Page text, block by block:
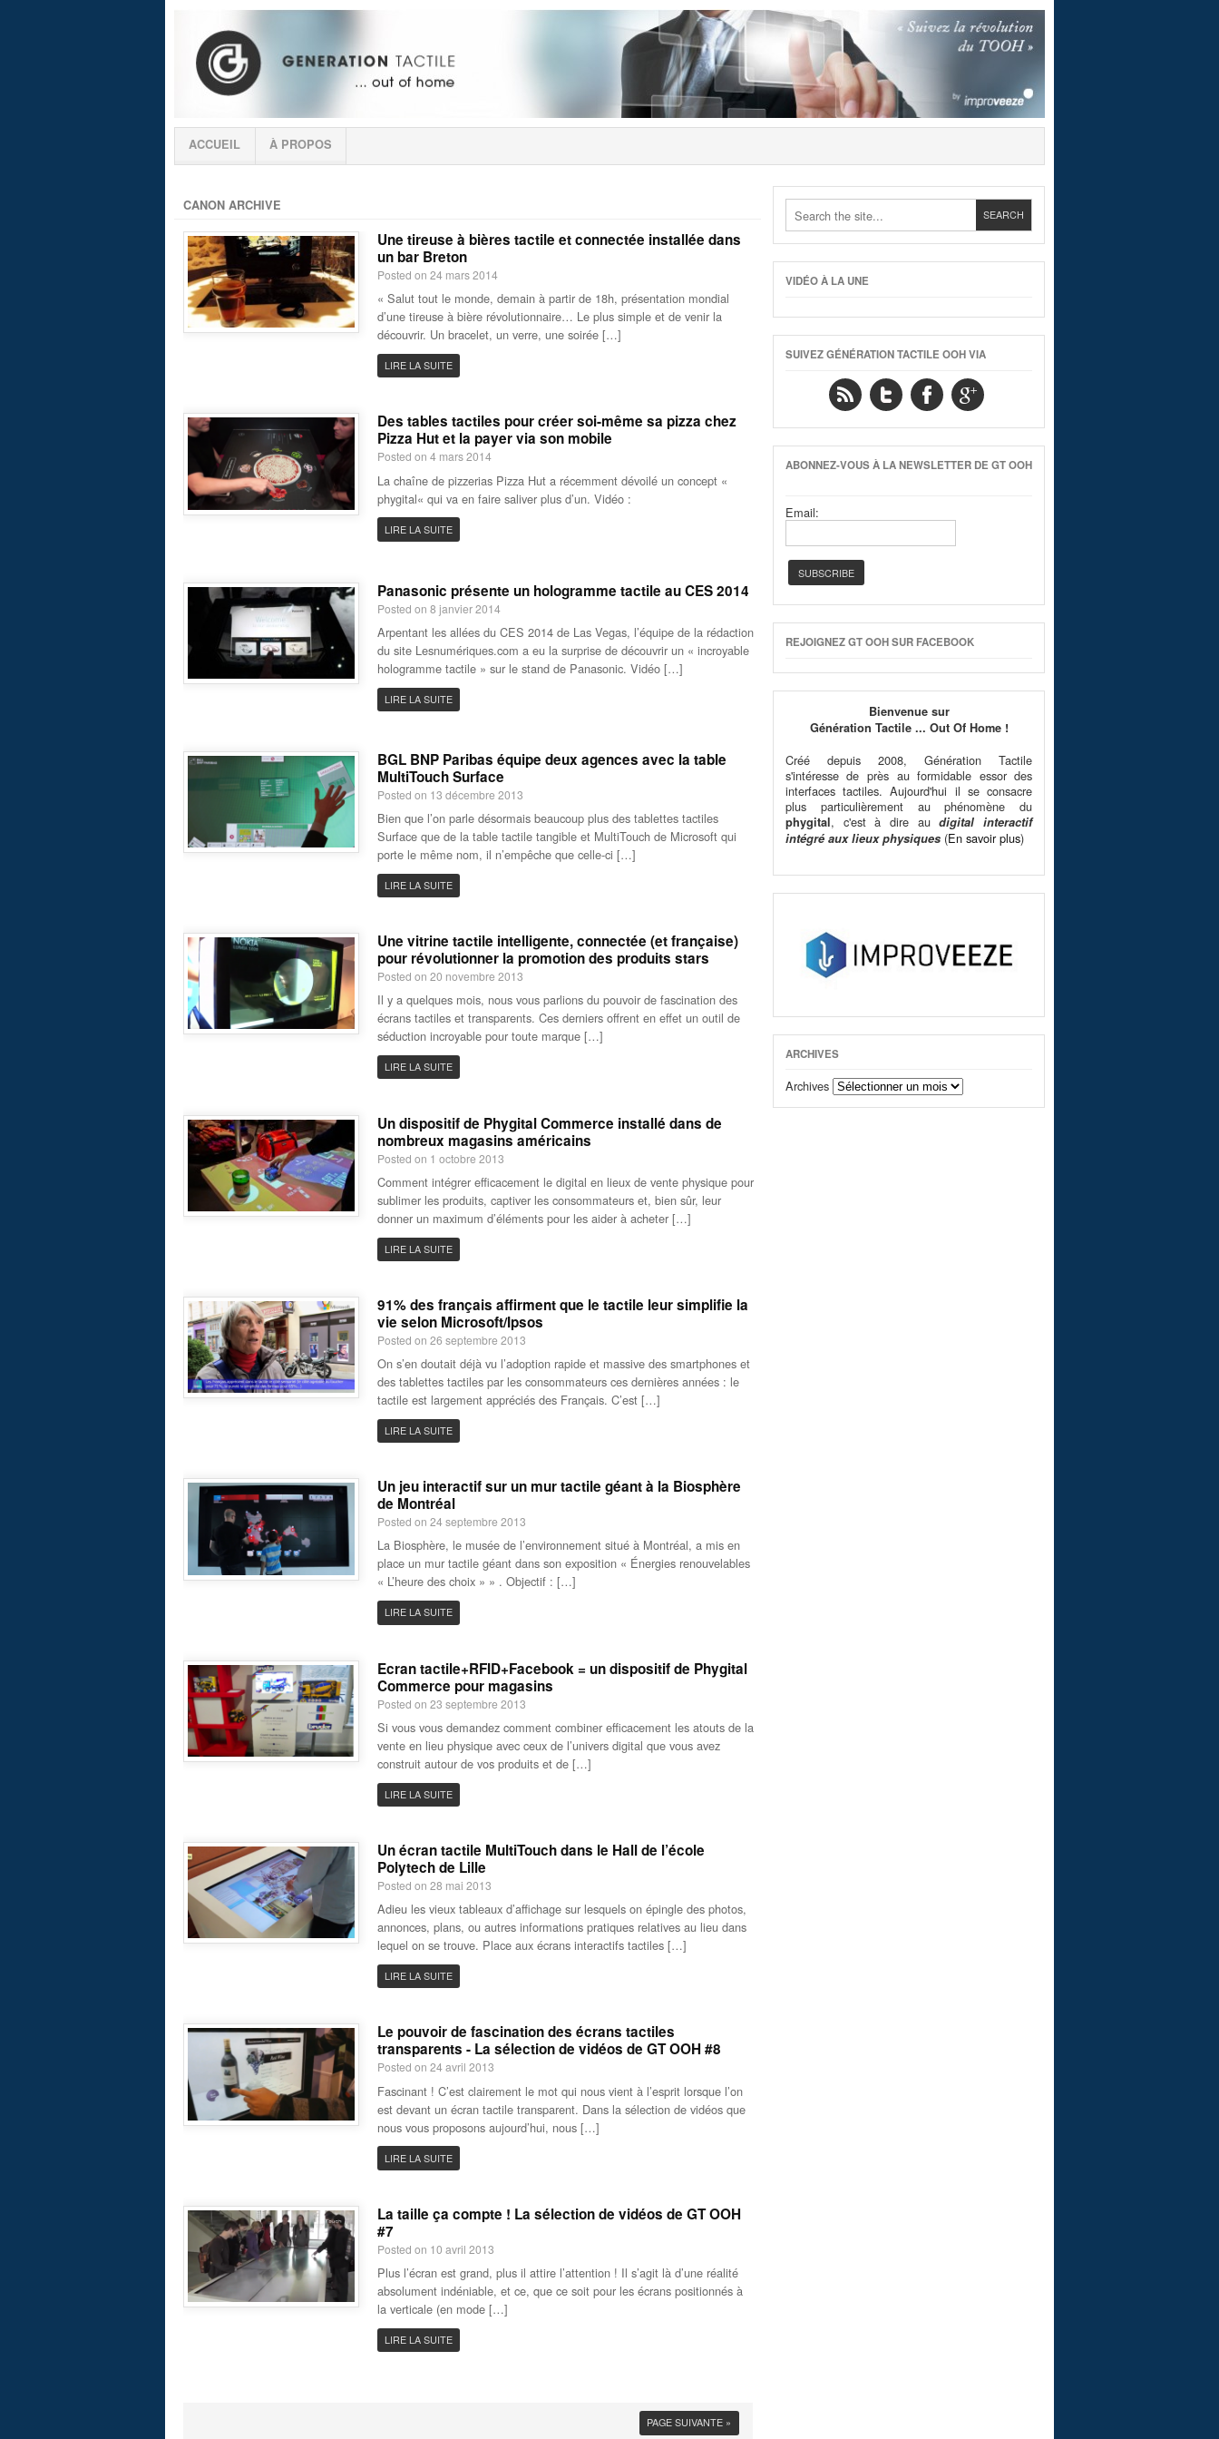
ACCUEIL À PROPOS
CANON ARCHIVE
Une tireuse à bières tactile et connectée installée dans
un bar Breton
Posted on 24 mars 2014
« Salut tout le monde, demain à partir de 18h, présentation mondial
d’une tireuse à bière révolutionnaire… Le plus simple et de venir la
découvrir. Un bracelet, un verre, une soirée […]
LIRE LA SUITE
Des tables tactiles pour créer soi-même sa pizza chez
Pizza Hut et la payer via son mobile
Posted on 4 mars 2014
La chaîne de pizzerias Pizza Hut a récemment dévoilé un concept «
phygital« qui va en faire saliver plus d’un. Vidéo :
LIRE LA SUITE
Panasonic présente un hologramme tactile au CES 2014
Posted on 8 janvier 2014
Arpentant les allées du CES 2014 de Las Vegas, l’équipe de la rédaction
du site Lesnumériques.com a eu la surprise de découvrir un « incroyable
hologramme tactile » sur le stand de Panasonic. Vidéo […]
LIRE LA SUITE
BGL BNP Paribas équipe deux agences avec la table
MultiTouch Surface
Posted on 13 décembre 2013
Bien que l’on parle désormais beaucoup plus des tablettes tactiles
Surface que de la table tactile tangible et MultiTouch de Microsoft qui
porte le même nom, il n’empêche que celle-ci […]
LIRE LA SUITE
Une vitrine tactile intelligente, connectée (et française)
pour révolutionner la promotion des produits stars
Posted on 20 novembre 2013
Il y a quelques mois, nous vous parlions du pouvoir de fascination des
écrans tactiles et transparents. Ces derniers offrent en effet un outil de
séduction incroyable pour toute marque […]
LIRE LA SUITE
Un dispositif de Phygital Commerce installé dans de
nombreux magasins américains
Posted on 1 octobre 2013
Comment intégrer efficacement le digital en lieux de vente physique pour
sublimer les produits, captiver les consommateurs et, bien sûr, leur
donner un maximum d’éléments pour les aider à acheter […]
LIRE LA SUITE
91% des français affirment que le tactile leur simplifie la
vie selon Microsoft/Ipsos
Posted on 26 septembre 2013
On s’en doutait déjà vu l’adoption rapide et massive des smartphones et
des tablettes tactiles par les consommateurs ces dernières années : le
tactile est largement appréciés des Français. C’est […]
LIRE LA SUITE
Un jeu interactif sur un mur tactile géant à la Biosphère
de Montréal
Posted on 24 septembre 2013
La Biosphère, le musée de l’environnement situé à Montréal, a mis en
place un mur tactile géant dans son exposition « Énergies renouvelables
« L’heure des choix » » . Objectif : […]
LIRE LA SUITE
Ecran tactile+RFID+Facebook = un dispositif de Phygital
Commerce pour magasins
Posted on 23 septembre 2013
Si vous vous demandez comment combiner efficacement les atouts de la
vente en lieu physique avec ceux de l’univers digital que vous avez
construit autour de vos produits et de […]
LIRE LA SUITE
Un écran tactile MultiTouch dans le Hall de l’école
Polytech de Lille
Posted on 28 mai 2013
Adieu les vieux tableaux d’affichage sur lesquels on épingle des photos,
annonces, plans, ou autres informations pratiques relatives au lieu dans
lequel on se trouve. Place aux écrans interactifs tactiles […]
LIRE LA SUITE
Le pouvoir de fascination des écrans tactiles
transparents - La sélection de vidéos de GT OOH #8
Posted on 24 avril 2013
Fascinant ! C’est clairement le mot qui nous vient à l’esprit lorsque l’on
est devant un écran tactile transparent. Dans la sélection de vidéos que
nous vous proposons aujourd’hui, nous […]
LIRE LA SUITE
La taille ça compte ! La sélection de vidéos de GT OOH
#7
Posted on 10 avril 2013
Plus l’écran est grand, plus il attire l’attention ! Il s’agit là d’une réalité
absolument indéniable, et ce, que ce soit pour les écrans positionnés à
la verticale (en mode […]
LIRE LA SUITE
PAGE SUIVANTE »
VIDÉO À LA UNE
SUIVEZ GÉNÉRATION TACTILE OOH VIA
ABONNEZ-VOUS À LA NEWSLETTER DE GT OOH
Email:
REJOIGNEZ GT OOH SUR FACEBOOK
Bienvenue sur
Génération Tactile ... Out Of Home !
Créé depuis 2008, Génération Tactile
s'intéresse de près au formidable essor des
interfaces tactiles. Aujourd'hui il se consacre
plus particulièrement au phénomène du
phygital, c'est à dire audigital interactif
intégré aux lieux physiques(En savoir plus)
ARCHIVES
Archives